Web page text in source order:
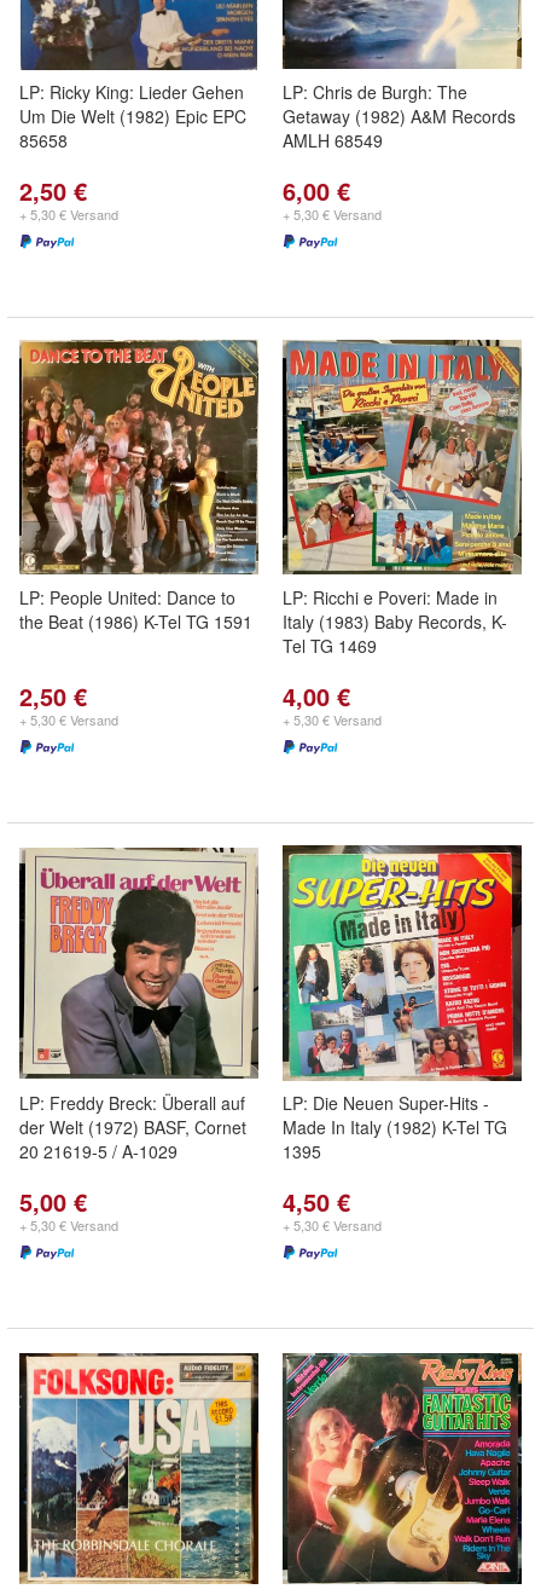
LP: Ricky King: Lieder Gehen
Um Die Welt (1982) Epic EPC
85658
2,50 €
+ 5,30 € Versand
LP: Chris de Burgh: The
Getaway (1982) A&M Records
AMLH 68549
6,00 €
+ 5,30 € Versand
LP: People United: Dance to
the Beat (1986) K-Tel TG 1591
2,50 €
+ 5,30 € Versand
LP: Ricchi e Poveri: Made in
Italy (1983) Baby Records, K-
Tel TG 1469
4,00 €
+ 5,30 € Versand
LP: Freddy Breck: Überall auf
der Welt (1972) BASF, Cornet
20 21619-5 / A-1029
5,00 €
+ 5,30 € Versand
LP: Die Neuen Super-Hits -
Made In Italy (1982) K-Tel TG
1395
4,50 €
+ 5,30 € Versand